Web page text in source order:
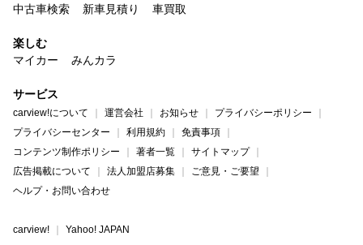
中古車検索
新車見積り 車買取
楽しむ
マイカー
みんカラ
サービス
carview!について 運営会社 お知らせ
プライバシーポリシー
プライバシーセンター
利用規約
免責事項
コンテンツ制作ポリシー
著者一覧
サイトマップ
広告掲載について
法人加盟店募集
ご意見・ご要望
ヘルプ・お問い合わせ
carview! Yahoo! JAPAN